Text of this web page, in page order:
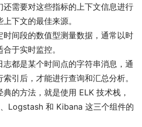
还需要对这些指标的上下文信息进行
下文的最佳来源。
时间段的数值型测量数据，通常以时
于实时监控。
都是某个时间点的字符串消息，通
引后，才能进行查询和汇总分析。
的方法，就是使用 ELK 技术栈，
Logstash 和 Kibana 这三个组件的